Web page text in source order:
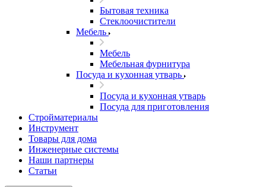
Бытовая техника
Стеклоочистители
Мебель
Мебель
Мебельная фурнитура
Посуда и кухонная утварь
Посуда и кухонная утварь
Посуда для приготовления
Стройматериалы
Инструмент
Товары для дома
Инженерные системы
Наши партнеры
Статьи